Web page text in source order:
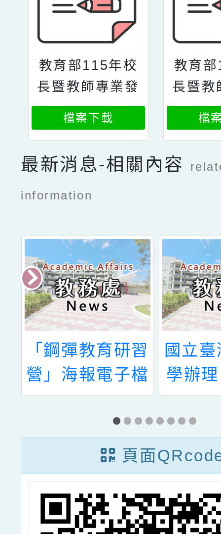
教育部115年校
長暨教師專業發
展支持平臺專業
發展資源暨專業
上說明會報名資
訊2
檔案下載
教育
長暨教
展支持
發展資
上說明
檔
最新消息-相關內容
information
「鋼彈教育研習
營」海報電子檔
國立
學辦
度多
探究
學教
廣工
發表
習）
頁面